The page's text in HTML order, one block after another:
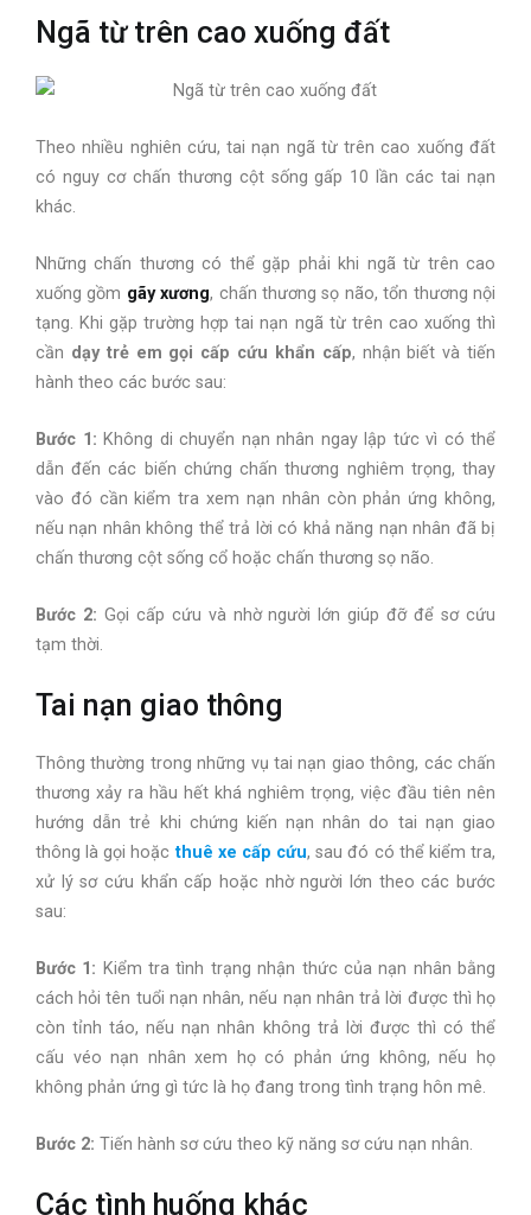
Ngã từ trên cao xuống đất
Theo nhiều nghiên cứu, tai nạn ngã từ trên cao xuống đất
có nguy cơ chấn thương cột sống gấp 10 lần các tai nạn
khác.
Những chấn thương có thể gặp phải khi ngã từ trên cao
xuống gồm gãy xương, chấn thương sọ não, tổn thương nội
tạng. Khi gặp trường hợp tai nạn ngã từ trên cao xuống thì
cần dạy trẻ em gọi cấp cứu khẩn cấp, nhận biết và tiến
hành theo các bước sau:
Bước 1: Không di chuyển nạn nhân ngay lập tức vì có thể
dẫn đến các biến chứng chấn thương nghiêm trọng, thay
vào đó cần kiểm tra xem nạn nhân còn phản ứng không,
nếu nạn nhân không thể trả lời có khả năng nạn nhân đã bị
chấn thương cột sống cổ hoặc chấn thương sọ não.
Bước 2: Gọi cấp cứu và nhờ người lớn giúp đỡ để sơ cứu
tạm thời.
Tai nạn giao thông
Thông thường trong những vụ tai nạn giao thông, các chấn
thương xảy ra hầu hết khá nghiêm trọng, việc đầu tiên nên
hướng dẫn trẻ khi chứng kiến nạn nhân do tai nạn giao
thông là gọi hoặcthuê xe cấp cứu, sau đó có thể kiểm tra,
xử lý sơ cứu khẩn cấp hoặc nhờ người lớn theo các bước
sau:
Bước 1: Kiểm tra tình trạng nhận thức của nạn nhân bằng
cách hỏi tên tuổi nạn nhân, nếu nạn nhân trả lời được thì họ
còn tỉnh táo, nếu nạn nhân không trả lời được thì có thể
cấu véo nạn nhân xem họ có phản ứng không, nếu họ
không phản ứng gì tức là họ đang trong tình trạng hôn mê.
Bước 2: Tiến hành sơ cứu theo kỹ năng sơ cứu nạn nhân.
Các tình huống khác